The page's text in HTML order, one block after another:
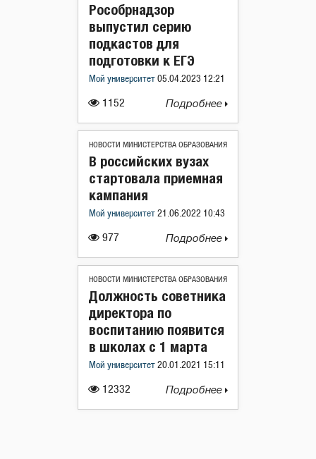
1152
Рособрнадзор
выпустил серию
подкастов для
подготовки к ЕГЭ
Мой университет 05.04.2023 12:21
Подробнее
НОВОСТИ МИНИСТЕРСТВА ОБРАЗОВАНИЯ
977
В российских вузах
стартовала приемная
кампания
Мой университет 21.06.2022 10:43
Подробнее
НОВОСТИ МИНИСТЕРСТВА ОБРАЗОВАНИЯ
12332
Должность советника
директора по
воспитанию появится
в школах с 1 марта
Мой университет 20.01.2021 15:11
Подробнее